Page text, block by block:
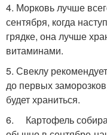
4. Морковь лучше
сентября, когда
грядке, она лучше
витаминами.
5. Свеклу
до первых
будет храниться.
6. Картофель